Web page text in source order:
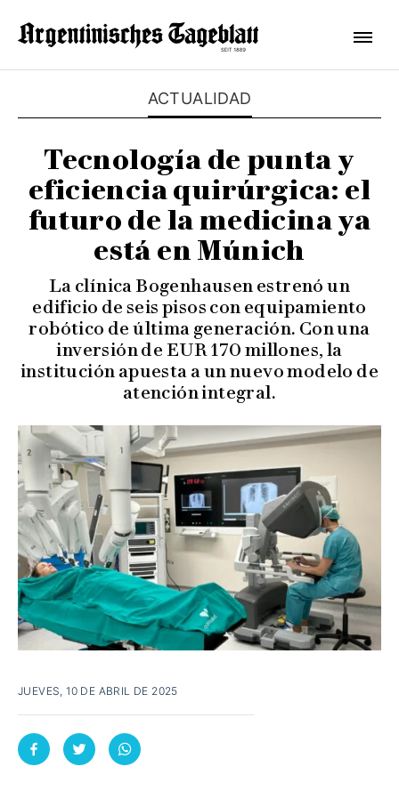
ACTUALIDAD
Tecnología de punta y
eficiencia quirúrgica: el
futuro de la medicina ya
está en Múnich
La clínica Bogenhausen estrenó un
edificio de seis pisos con equipamiento
robótico de última generación. Con una
inversión de EUR 170 millones, la
institución apuesta a un nuevo modelo de
atención integral.
JUEVES, 10 DE ABRIL DE 2025